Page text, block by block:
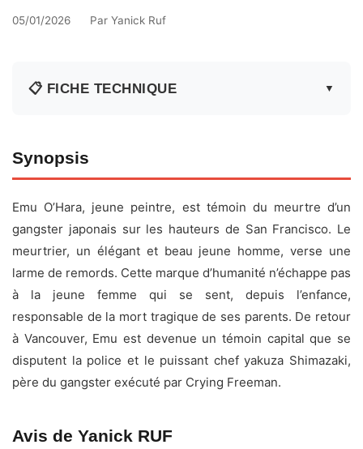
05/01/2026 Par Yanick Ruf
📋 FICHE TECHNIQUE ▼
Réalisateur : Christophe Gans
Acteurs :
Chong, Byron Mann, 加藤雅也, 島田陽子, Mako, Tchéky
Karyo, Kevan Ohtsji, Debbie Podowski
Durée :1h42
Genre : Action, Crime
Pays :Canada, France, Japon, États-Unis
Synopsis
Emu O’Hara, jeune peintre, est témoin du meurtre d’un
gangster japonais sur les hauteurs de San Francisco. Le
meurtrier, un élégant et beau jeune homme, verse une
larme de remords. Cette marque d’humanité n’échappe pas
à la jeune femme qui se sent, depuis l’enfance,
responsable de la mort tragique de ses parents. De retour
à Vancouver, Emu est devenue un témoin capital que se
disputent la police et le puissant chef yakuza Shimazaki,
père du gangster exécuté par Crying Freeman.
Avis de Yanick RUF